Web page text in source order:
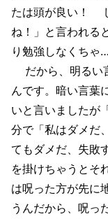
たは頭が良い！
ね！」と言われる
り勉強しなくちゃ
だから、明るい
んです。暗い言葉
いと言いましたが
分で「私はダメだ
てもダメだ、失敗
を掛けちゃうとそ
は呪った方が先に
うんだから、呪っ